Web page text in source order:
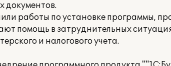
документов.
работы по установке программы,
помощь в затруднительных
и налогового учета.